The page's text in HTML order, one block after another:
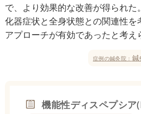
で、より効果的な改善が得られた
化器症状と全身状態との関連性を
アプローチが有効であったと考え
症例の鍼灸院：
機能性ディスペプシア